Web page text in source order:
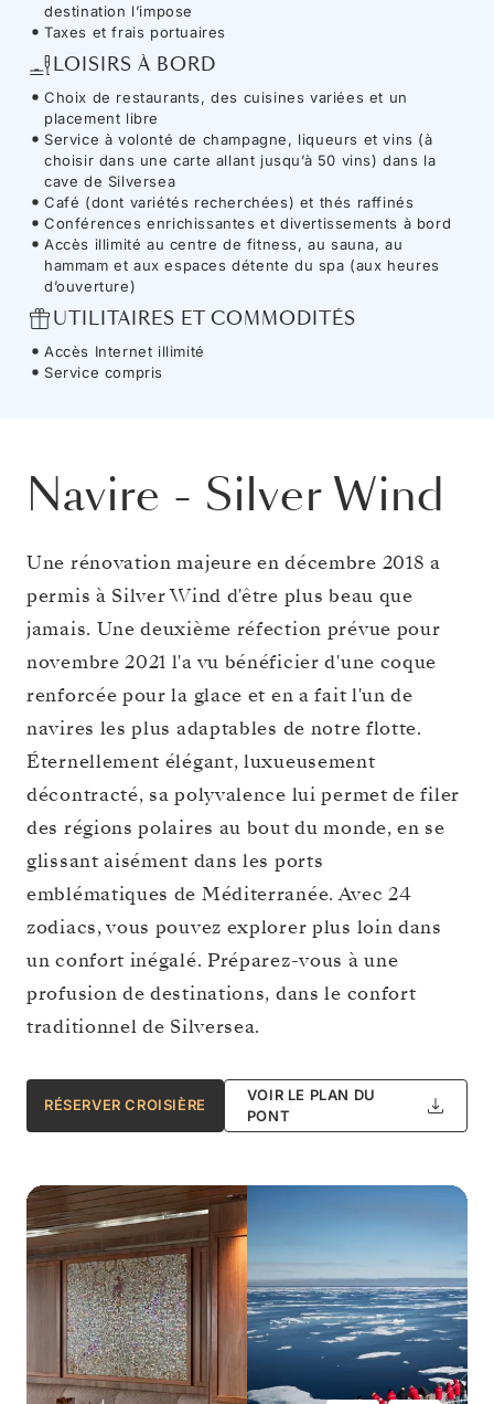
destination l’impose
Taxes et frais portuaires
LOISIRS À BORD
Choix de restaurants, des cuisines variées et un
placement libre
Service à volonté de champagne, liqueurs et vins (à
choisir dans une carte allant jusqu’à 50 vins) dans la
cave de Silversea
Café (dont variétés recherchées) et thés raffinés
Conférences enrichissantes et divertissements à bord
Accès illimité au centre de fitness, au sauna, au
hammam et aux espaces détente du spa (aux heures
d’ouverture)
UTILITAIRES ET COMMODITÉS
Accès Internet illimité
Service compris
Navire - Silver Wind
Une rénovation majeure en décembre 2018 a
permis à Silver Wind d'être plus beau que
jamais. Une deuxième réfection prévue pour
novembre 2021 l'a vu bénéficier d'une coque
renforcée pour la glace et en a fait l'un de
navires les plus adaptables de notre flotte.
Éternellement élégant, luxueusement
décontracté, sa polyvalence lui permet de filer
des régions polaires au bout du monde, en se
glissant aisément dans les ports
emblématiques de Méditerranée. Avec 24
zodiacs, vous pouvez explorer plus loin dans
un confort inégalé. Préparez-vous à une
profusion de destinations, dans le confort
traditionnel de Silversea.
RÉSERVER CROISIÈRE
VOIR LE PLAN DU
PONT